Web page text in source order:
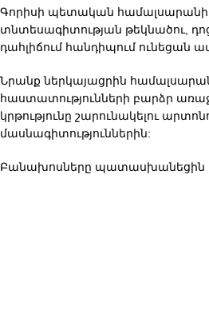
Գորիսի պետական համալսարանի
տնտեսագիտության թեկնածու,
դահլիճում հանդիպում ունեցան
Նրանք ներկայացրին
հաստատությունների բարձր
կրթությունը շարունակելու
մասնագիտություններին:
Բանախոսները պատասխանեցին